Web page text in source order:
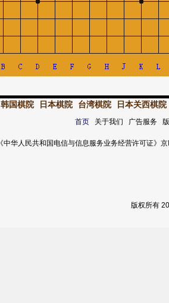
韩国棋院 日本棋院 台湾棋院 日本关西棋院
首页关于我们 广告服务
《中华人民共和国电信与信息服务业务经营许可证
版权所有